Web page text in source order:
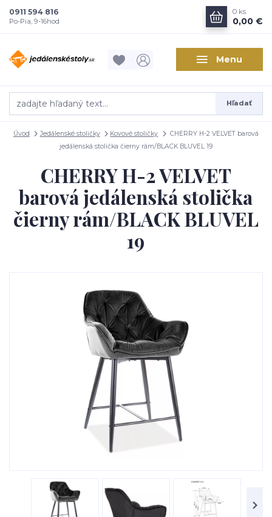
Menu
Hľadať
0911 594 816
Po-Pia, 9-16hod
0 ks
0,00 €
Úvod Jedálenské stoličky Kovové stoličky
CHERRY H-2 VELVET barová
jedálenská stolička čierny rám/BLACK BLUVEL 19
CHERRY H-2 VELVET
barová jedálenská stolička
čierny rám/BLACK BLUVEL
19